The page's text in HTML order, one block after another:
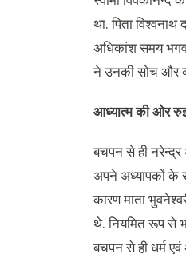
था. पिता
अधिकांश समय
ने उनकी सोच और
आध्यात्म की ओर
बचपन से ही
अपने अध्यापकों के
कारण माता
थे. नियमित रूप से
बचपन से ही धर्म